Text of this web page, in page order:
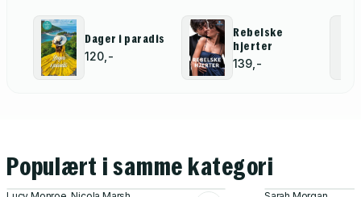
Dager i paradis
120,-
Rebelske
hjerter
139,-
Populært i samme kategori